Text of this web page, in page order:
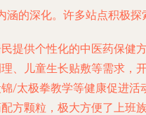
的深化。许多站点积极探
提供个性化的中医药保健方
、儿童生长贴敷等需求，
/太极拳教学等健康促进活
方颗粒，极大方便了上班